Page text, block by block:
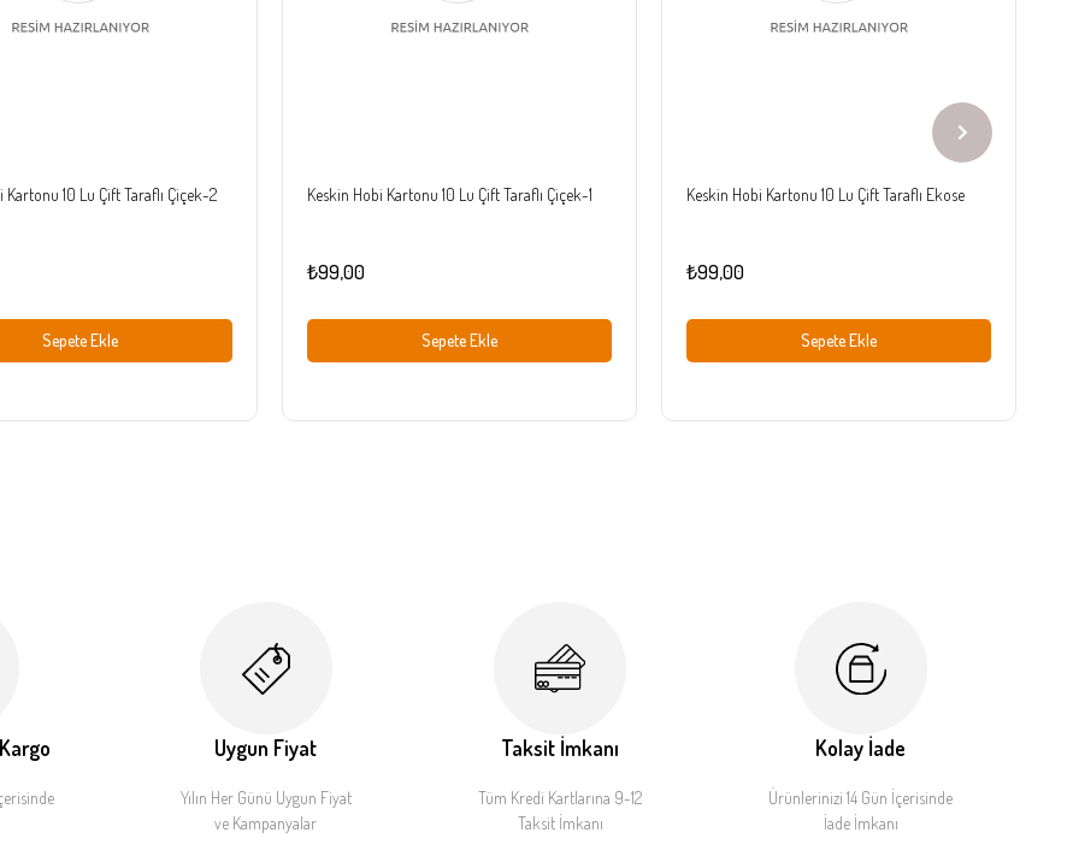
Kartonu 10 Lu Çift Taraflı Çiçek-2
Sepete Ekle
Keskin Hobi Kartonu 10 Lu Çift Taraflı Çiçek-1
₺99,00
Sepete Ekle
Keskin Hobi Kartonu 10 Lu Çift Taraflı Ekose
₺99,00
Sepete Ekle
Uygun Fiyat
Yılın Her Günü Uygun Fiyat
ve Kampanyalar
Taksit İmkanı
Tüm Kredi Kartlarına 9-12
Taksit İmkanı
Kolay İade
Ürünlerinizi 14 Gün İçerisinde
İade İmkanı